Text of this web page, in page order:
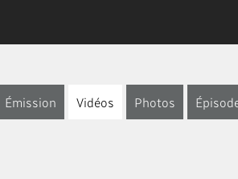
Émission Vidéos Photos